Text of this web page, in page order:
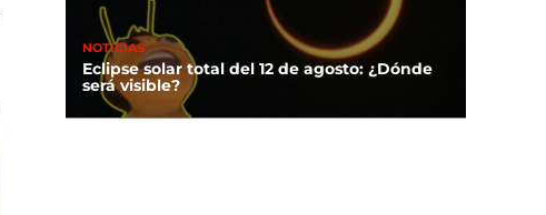
NOTICIAS
Eclipse solar total del 12 de agosto: ¿Dónde
será visible?